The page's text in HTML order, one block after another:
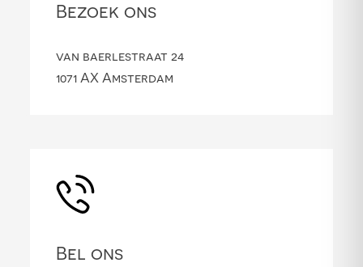
Bezoek ons
van baerlestraat 24
1071 AX Amsterdam
Bel ons